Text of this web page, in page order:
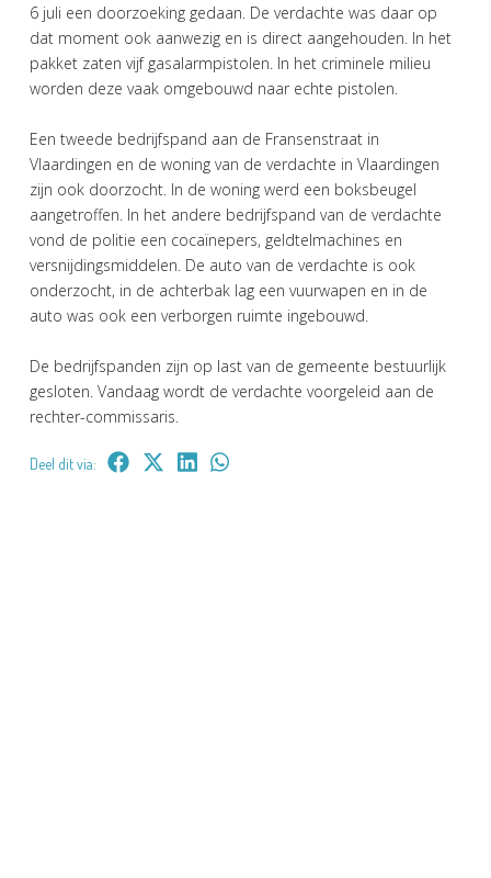
6 juli een doorzoeking gedaan. De verdachte was daar op
dat moment ook aanwezig en is direct aangehouden. In het
pakket zaten vijf gasalarmpistolen. In het criminele milieu
worden deze vaak omgebouwd naar echte pistolen.
Een tweede bedrijfspand aan de Fransenstraat in
Vlaardingen en de woning van de verdachte in Vlaardingen
zijn ook doorzocht. In de woning werd een boksbeugel
aangetroffen. In het andere bedrijfspand van de verdachte
vond de politie een cocaïnepers, geldtelmachines en
versnijdingsmiddelen. De auto van de verdachte is ook
onderzocht, in de achterbak lag een vuurwapen en in de
auto was ook een verborgen ruimte ingebouwd.
De bedrijfspanden zijn op last van de gemeente bestuurlijk
gesloten. Vandaag wordt de verdachte voorgeleid aan de
rechter-commissaris.
Deel dit via: